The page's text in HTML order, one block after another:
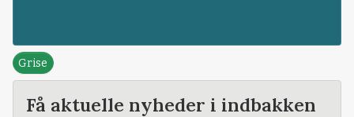
Grise
Få aktuelle nyheder i indbakken